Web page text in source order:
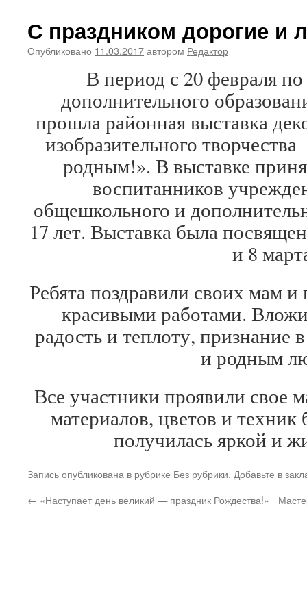
С праздником дорогие и
Опубликовано 11.03.2017автором Редактор
В период с 20 февраля
дополнительного
прошла районная выставка
изобразительного
родным!». В выставке
воспитанников
общешкольного и
17 лет. Выставка была
и 8
Ребята поздравили своих мам
красивыми работами.
радость и теплоту, признание
и родным
Все участники проявили свое
материалов, цветов и
получилась яркой и
Запись опубликована в рубрике Без рубрики. Добавьте в
← «Наступает день великий — праздник Рождества!»